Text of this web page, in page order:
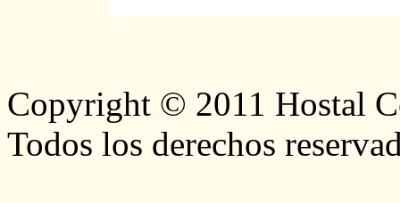
Copyright © 2011 Hostal
Todos los derechos